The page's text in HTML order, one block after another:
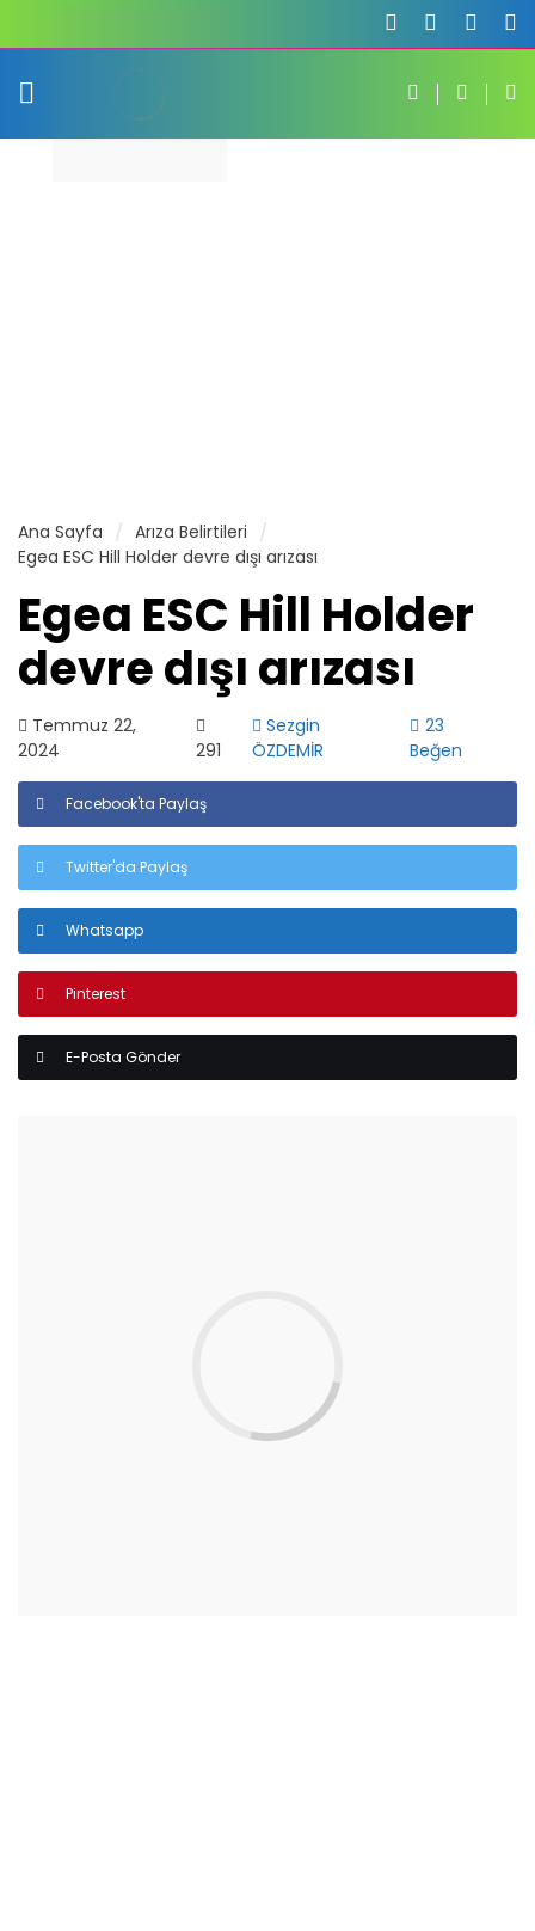
Ana Sayfa
Arıza Belirtileri
Egea ESC Hill Holder devre dışı arızası
Egea ESC Hill Holder
devre dışı arızası
Temmuz 22,
2024
291
Sezgin
ÖZDEMİR
23
Beğen
Facebook'ta Paylaş
Twitter'da Paylaş
Whatsapp
Pinterest
E-Posta Gönder